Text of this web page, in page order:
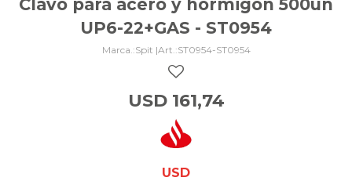
Clavo para acero y hormigón 500un
UP6-22+GAS - ST0954
Spit | ST0954-ST0954
USD 161,74
USD